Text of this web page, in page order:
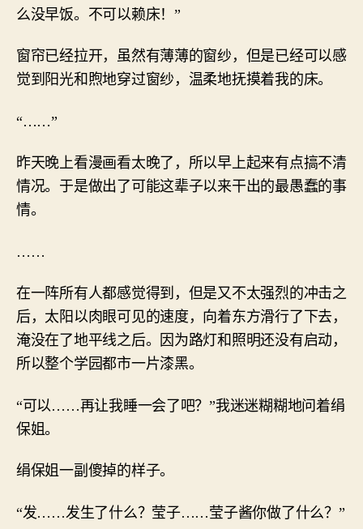
么没早饭。不可以赖床！”
窗帘已经拉开，虽然有薄薄的窗纱，但是已经可以感
觉到阳光和煦地穿过窗纱，温柔地抚摸着我的床。
“……”
昨天晚上看漫画看太晚了，所以早上起来有点搞不清
情况。于是做出了可能这辈子以来干出的最愚蠢的事
情。
……
在一阵所有人都感觉得到，但是又不太强烈的冲击之
后，太阳以肉眼可见的速度，向着东方滑行了下去，
淹没在了地平线之后。因为路灯和照明还没有启动，
所以整个学园都市一片漆黑。
“可以……再让我睡一会了吧？”我迷迷糊糊地问着绢
保姐。
绢保姐一副傻掉的样子。
“发……发生了什么？莹子……莹子酱你做了什么？”